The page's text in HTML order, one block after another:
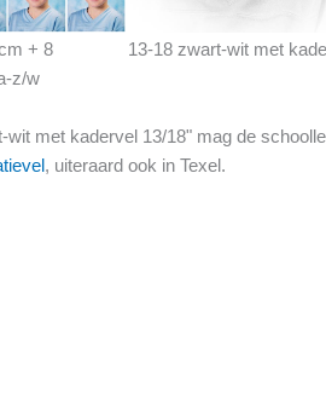
+ 8
z/w
13-18 zwart-wit met
wit met kadervel 13/18" mag de
, uiteraard ook in Texel.